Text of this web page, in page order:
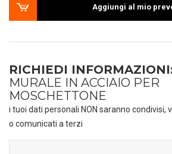
Aggiungi al mio
RICHIEDI
MURALE IN ACCIAIO PER
MOSCHETTONE
i tuoi dati personali NON saranno condivisi,
o comunicati a terzi